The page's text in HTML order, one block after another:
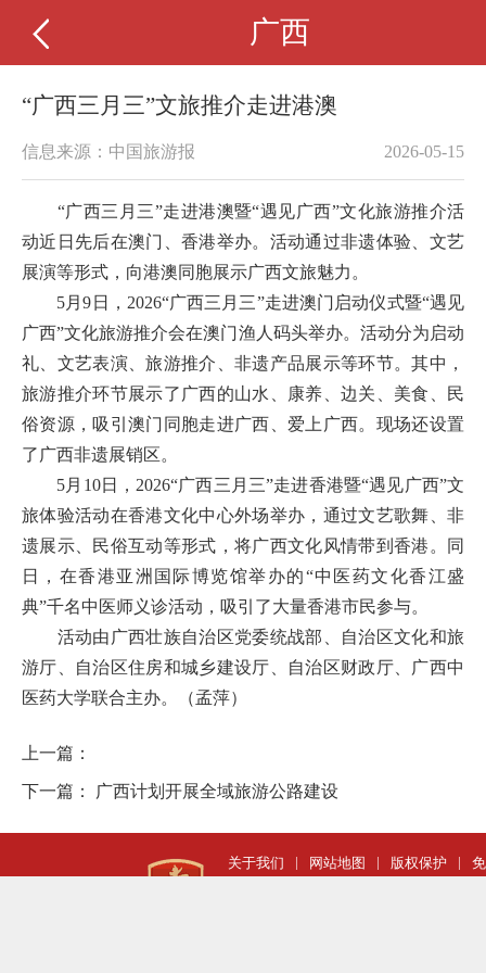
广西
“广西三月三”文旅推介走进港澳
信息来源：中国旅游报 2026-05-15
“广西三月三”走进港澳暨“遇见广西”文化旅游推介活
动近日先后在澳门、香港举办。活动通过非遗体验、文艺
展演等形式，向港澳同胞展示广西文旅魅力。
5月9日，2026“广西三月三”走进澳门启动仪式暨“遇见
广西”文化旅游推介会在澳门渔人码头举办。活动分为启动
礼、文艺表演、旅游推介、非遗产品展示等环节。其中，
旅游推介环节展示了广西的山水、康养、边关、美食、民
俗资源，吸引澳门同胞走进广西、爱上广西。现场还设置
了广西非遗展销区。
5月10日，2026“广西三月三”走进香港暨“遇见广西”文
旅体验活动在香港文化中心外场举办，通过文艺歌舞、非
遗展示、民俗互动等形式，将广西文化风情带到香港。同
日，在香港亚洲国际博览馆举办的“中医药文化香江盛
典”千名中医师义诊活动，吸引了大量香港市民参与。
活动由广西壮族自治区党委统战部、自治区文化和旅
游厅、自治区住房和城乡建设厅、自治区财政厅、广西中
医药大学联合主办。
（孟萍）
上一篇：
下一篇： 广西计划开展全域旅游公路建设